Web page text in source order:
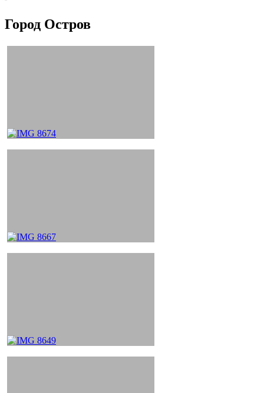
Город Остров